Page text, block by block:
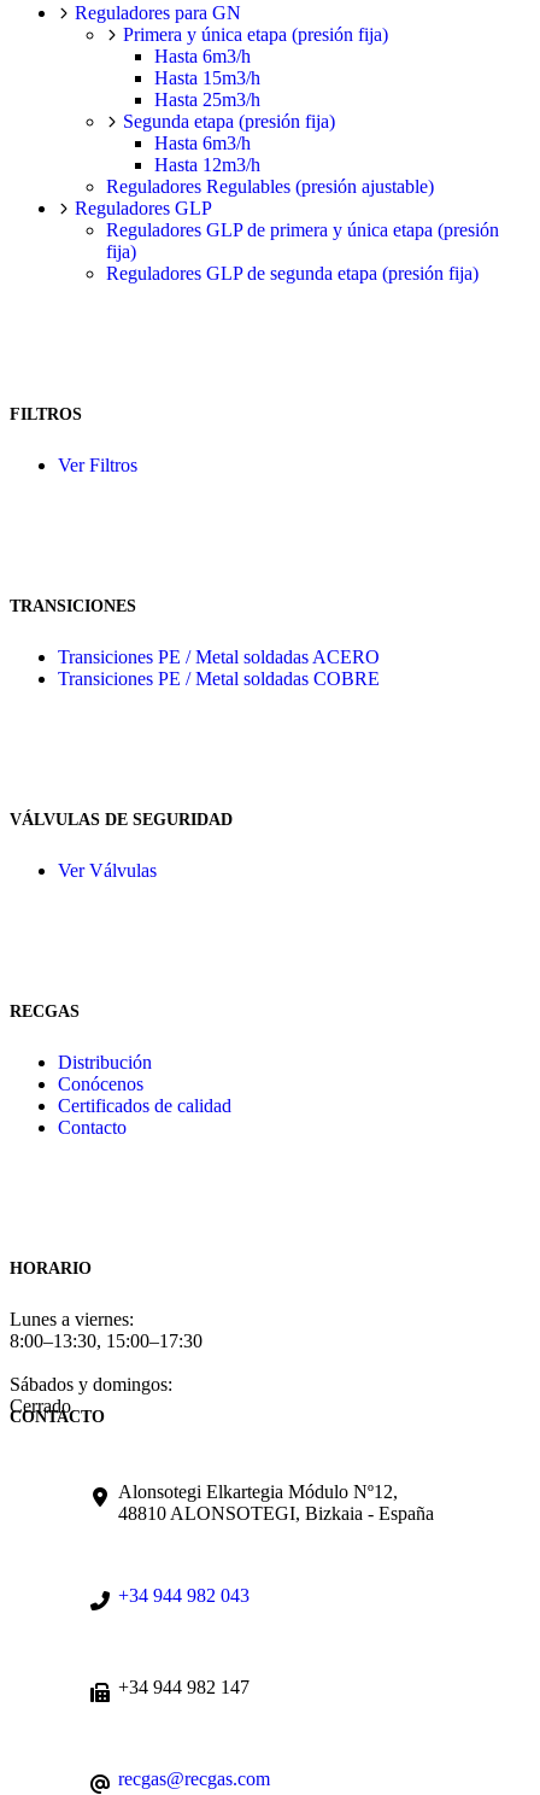
Reguladores para GN
Primera y única etapa (presión fija)
Hasta 6m3/h
Hasta 15m3/h
Hasta 25m3/h
Segunda etapa (presión fija)
Hasta 6m3/h
Hasta 12m3/h
Reguladores Regulables (presión ajustable)
Reguladores GLP
Reguladores GLP de primera y única etapa (presión
fija)
Reguladores GLP de segunda etapa (presión fija)
FILTROS
Ver Filtros
TRANSICIONES
Transiciones PE / Metal soldadas ACERO
Transiciones PE / Metal soldadas COBRE
VÁLVULAS DE SEGURIDAD
Ver Válvulas
RECGAS
Distribución
Conócenos
Certificados de calidad
Contacto
HORARIO
Lunes a viernes:
8:00–13:30, 15:00–17:30
Sábados y domingos:
Cerrado
CONTACTO
Alonsotegi Elkartegia Módulo Nº12,
48810 ALONSOTEGI, Bizkaia - España
+34 944 982 043
+34 944 982 147
recgas@recgas.com